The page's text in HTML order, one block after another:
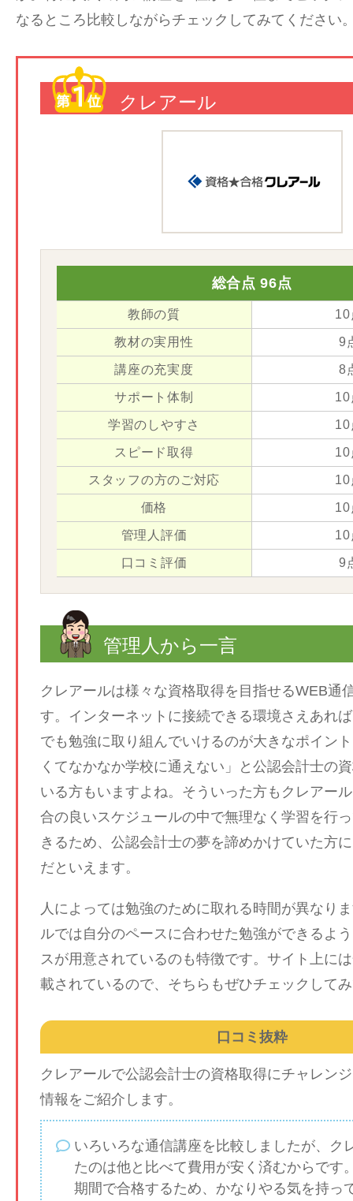
なるところ比較しながらチェックしてみてください
クレアール
総合点 96点
教師の質 10
教材の実用性 9
講座の充実度 8
サポート体制 10
学習のしやすさ 10
スピード取得 10
スタッフの方のご対応 10
価格 10
管理人評価 10
口コミ評価 9
管理人から一言
クレアールは様々な資格取得を目指せるWEB通
す。インターネットに接続できる環境さえあれ
でも勉強に取り組んでいけるのが大きなポイン
くてなかなか学校に通えない」と公認会計士の
いる方もいますよね。そういった方もクレアー
合の良いスケジュールの中で無理なく学習を行
きるため、公認会計士の夢を諦めかけていた方
だといえます。
人によっては勉強のために取れる時間が異なり
ルでは自分のペースに合わせた勉強ができるよ
スが用意されているのも特徴です。サイト上に
載されているので、そちらもぜひチェックして
口コミ抜粋
クレアールで公認会計士の資格取得にチャレン
情報をご紹介します。
いろいろな通信講座を比較しましたが、ク
たのは他と比べて費用が安く済むからです
期間で合格するため、かなりやる気を持っ